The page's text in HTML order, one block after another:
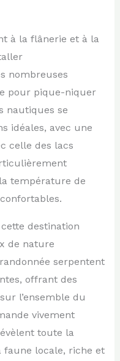
à la flânerie et à la
nombreuses
pour pique-niquer
nautiques se
idéales, avec une
celle des lacs
température de
destination
de nature
serpentent
offrant des
l’ensemble du
vivement
toute la
faune locale, riche et